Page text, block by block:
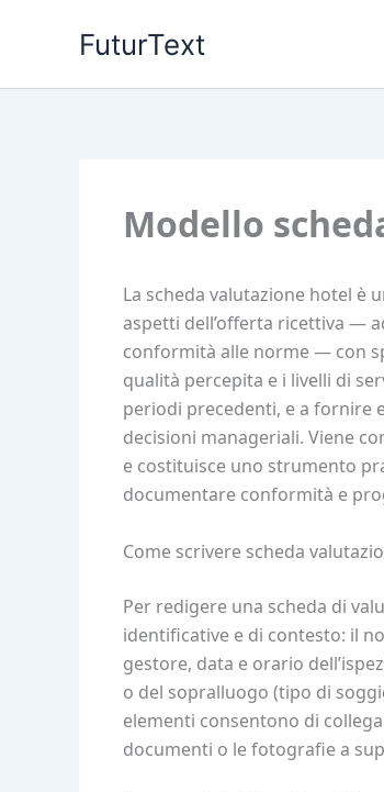
FuturText
Modello
La scheda valutazione hotel è
aspetti dell’offerta ricettiva —
conformità alle norme — con
qualità percepita e i livelli di
periodi precedenti, e a fornire
decisioni manageriali. Viene
e costituisce uno strumento
documentare conformità e
Come scrivere scheda
Per redigere una scheda di
identificative e di contesto: il
gestore, data e orario
o del sopralluogo (tipo di
elementi consentono di
documenti o le fotografie a